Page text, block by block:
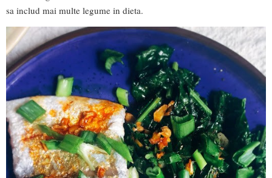
sa includ mai multe legume in dieta.